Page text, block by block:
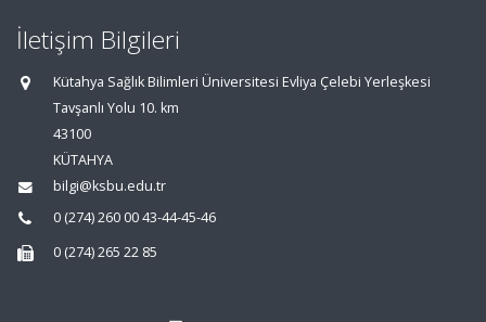
İletişim Bilgileri
Kütahya Sağlık Bilimleri Üniversitesi Evliya Çelebi Yerleşkesi
Tavşanlı Yolu 10. km
43100
KÜTAHYA
bilgi@ksbu.edu.tr
0 (274) 260 00 43-44-45-46
0 (274) 265 22 85